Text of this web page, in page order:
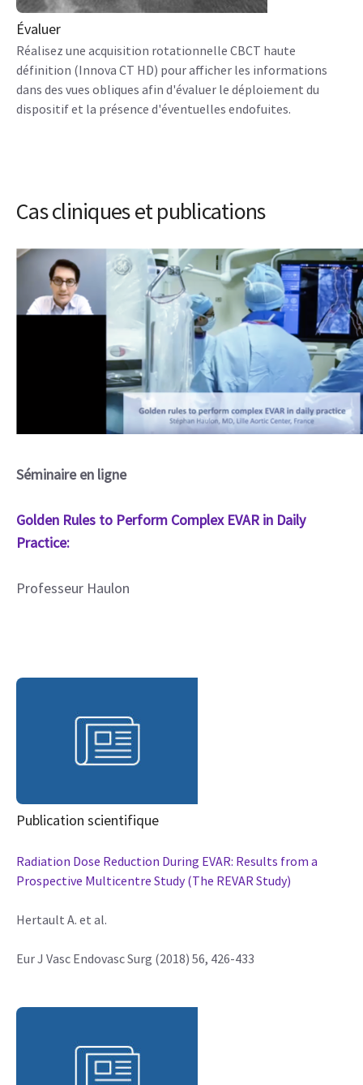
Évaluer
Réalisez une acquisition rotationnelle CBCT haute
définition (Innova CT HD) pour afficher les informations
dans des vues obliques afin d'évaluer le déploiement du
dispositif et la présence d'éventuelles endofuites.
Cas cliniques et publications
Séminaire en ligne
Golden Rules to Perform Complex EVAR in Daily
Practice:
Professeur Haulon
Publication scientifique
Radiation Dose Reduction During EVAR: Results from a
Prospective Multicentre Study (The REVAR Study)
Hertault A. et al.
Eur J Vasc Endovasc Surg (2018) 56, 426-433